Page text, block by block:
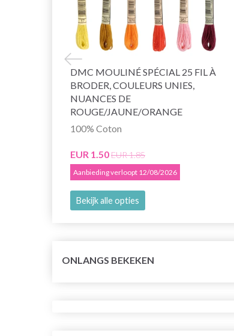
DMC MOULINÉ SPÉCIAL 25 FIL À
BRODER, COULEURS UNIES,
NUANCES DE
ROUGE/JAUNE/ORANGE
100% Coton
EUR 1.50EUR 1.85
Aanbieding verloopt 12/08/2026
Bekijk alle opties
ONLANGS BEKEKEN